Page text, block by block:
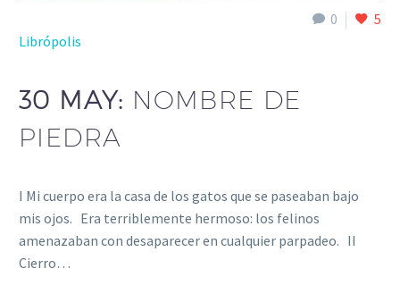
0
5
Librópolis
30 MAY: NOMBRE DE
PIEDRA
I Mi cuerpo era la casa de los gatos que se paseaban bajo
mis ojos. Era terriblemente hermoso: los felinos
amenazaban con desaparecer en cualquier parpadeo. II
Cierro…